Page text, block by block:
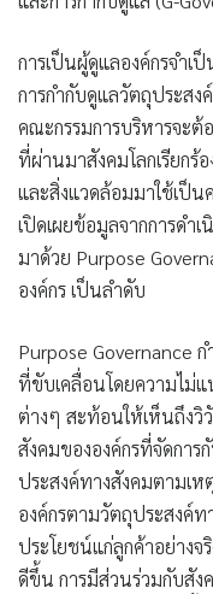
การเป็นผู้ดูแลองค์กรจำเ
การกำกับดูแลวัตถุประส
คณะกรรมการบริหารจะ
ที่ผ่านมาสังคมโลกเรียกร้
และสิ่งแวดล้อมมาใช้เป็น
เปิดเผยข้อมูลจากการดำ
มาด้วย Purpose
องค์กร เป็นลำดับ
Purpose Governance
ที่ขับเคลื่อนโดยความไม่
ต่างๆ สะท้อนให้เห็นถึง
สังคมขององค์กรที่จัดการ
ประสงค์ทางสังคมตามเ
องค์กรตามวัตถุประสงค์
ประโยชน์แก่ลูกค้าอย่าง
ดีขึ้น การมีส่วนร่วมกับสัง